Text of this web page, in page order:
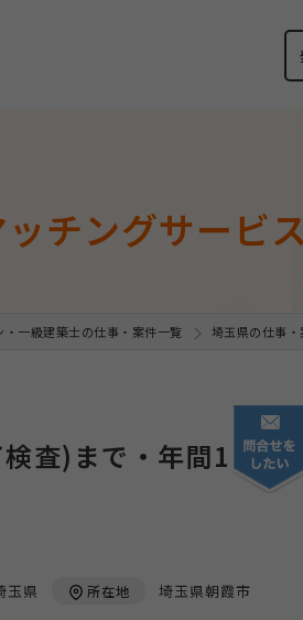
チングサービ
一級建築士の仕事・案件一覧 埼玉県の仕事
査)まで・年間1
玉県 所在地 埼玉県朝霞市